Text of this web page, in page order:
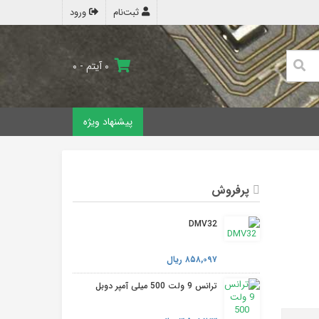
ورود ثبت‌نام
۰ آیتم - ۰
پیشنهاد ویژه
پرفروش
DMV32
۸۵۸,۰۹۷ ریال
ترانس 9 ولت 500 میلی آمپر دوبل